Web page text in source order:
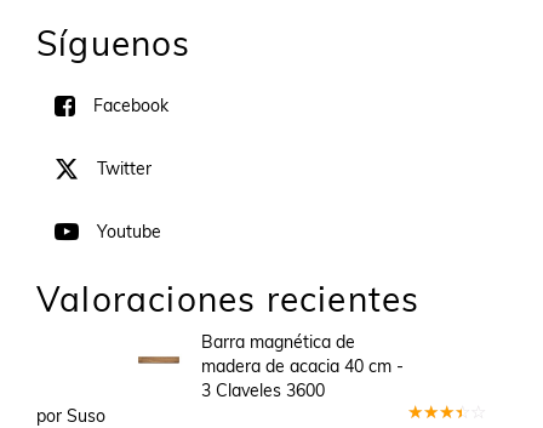
Síguenos
Facebook
Twitter
Youtube
Valoraciones recientes
Barra magnética de
madera de acacia 40 cm -
3 Claveles 3600
por Suso